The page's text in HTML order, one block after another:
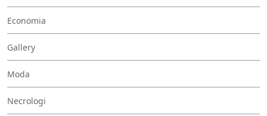
Economia
Gallery
Moda
Necrologi